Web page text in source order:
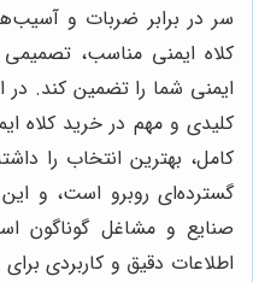
سر در برابر ضربات و
کلاه ایمنی مناسب،
ایمنی شما را تضمین کند. در
کلیدی و مهم در خرید کلاه
کامل، بهترین انتخاب را
گسترده‌ای روبرو است، و
صنایع و مشاغل گوناگون
اطلاعات دقیق و کاربردی